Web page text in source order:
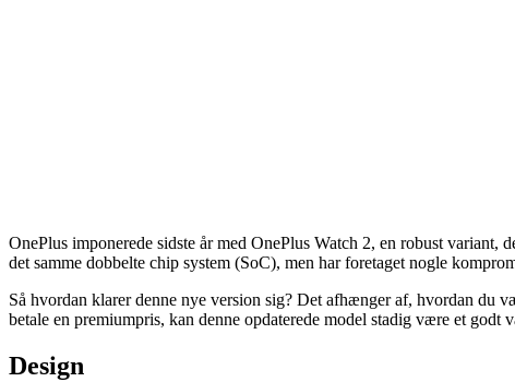
OnePlus imponerede sidste år med OnePlus Watch 2, en robust
det samme dobbelte chip system (SoC), men har foretaget nogle
Så hvordan klarer denne nye version sig? Det afhænger af, hvordan du
betale en premiumpris, kan denne opdaterede model stadig være et
Design